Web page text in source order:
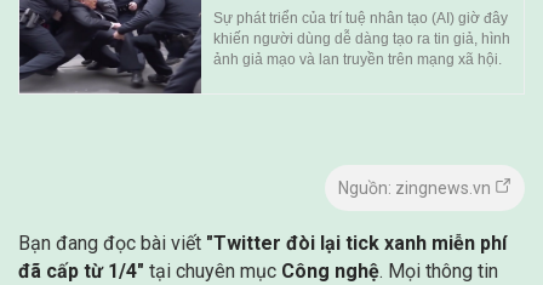
Sự phát triển của trí tuệ nhân tạo (AI) giờ đây
khiến người dùng dễ dàng tạo ra tin giả, hình
ảnh giả mạo và lan truyền trên mạng xã hội.
Nguồn: zingnews.vn
Bạn đang đọc bài viết "Twitter đòi lại tick xanh miễn phí
đã cấp từ 1/4" tại chuyên mục Công nghệ. Mọi thông tin